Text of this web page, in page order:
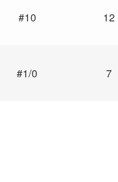
#10 12
#1/0 7